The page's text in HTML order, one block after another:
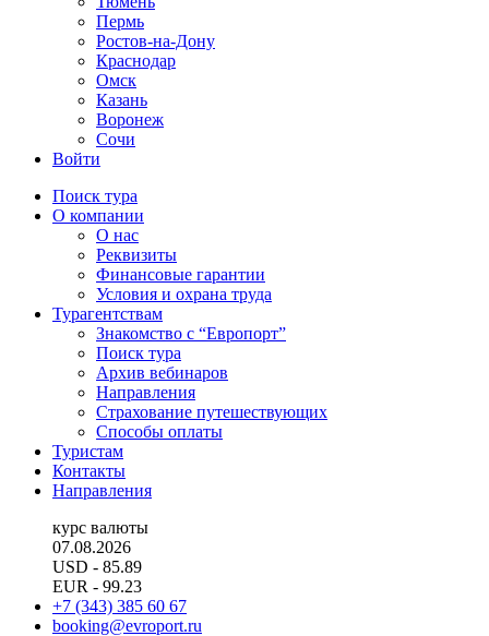
Пермь
Ростов-на-Дону
Краснодар
Омск
Казань
Воронеж
Сочи
Войти
Поиск тура
О компании
О нас
Реквизиты
Финансовые гарантии
Условия и охрана труда
Турагентствам
Знакомство с “Европорт”
Поиск тура
Архив вебинаров
Направления
Страхование путешествующих
Способы оплаты
Туристам
Контакты
Направления
курс валюты
07.08.2026
USD - 85.89
EUR - 99.23
+7 (343) 385 60 67
booking@evroport.ru